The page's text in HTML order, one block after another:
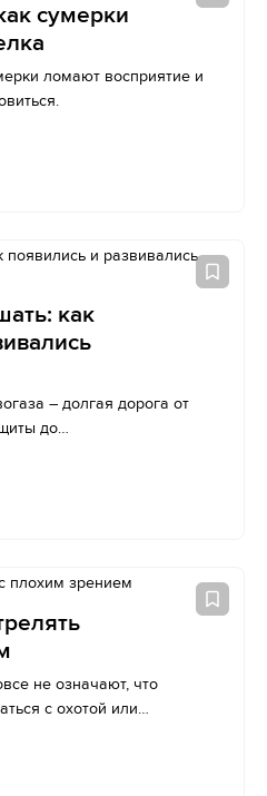
сумерки
ломают восприятие и
как
– долгая дорога от
до
не означают, что
с охотой или